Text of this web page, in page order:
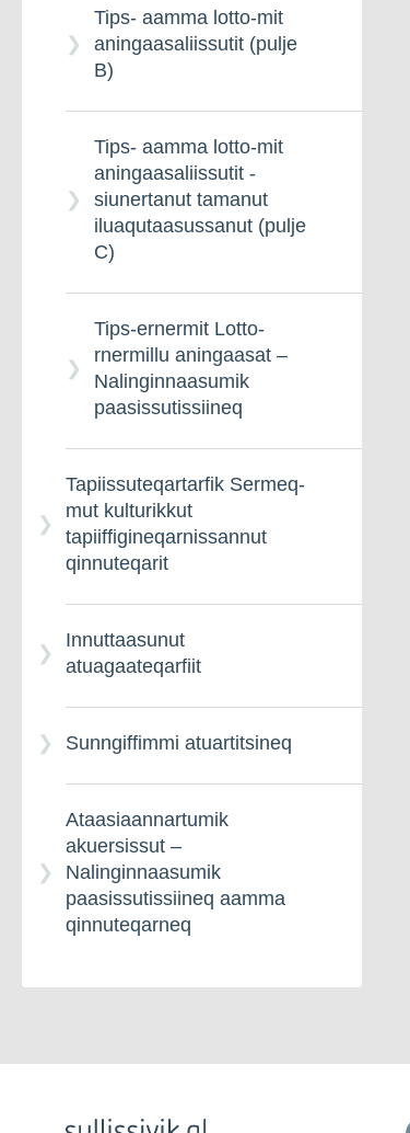
Tips- aamma lotto-mit
aningaasaliissutit (pulje
B)
Tips- aamma lotto-mit
aningaasaliissutit -
siunertanut tamanut
iluaqutaasussanut (pulje
C)
Tips-ernermit Lotto-
rnermillu aningaasat –
Nalinginnaasumik
paasissutissiineq
Tapiissuteqartarfik Sermeq-
mut kulturikkut
tapiiffigineqarnissannut
qinnuteqarit
Innuttaasunut
atuagaateqarfiit
Sunngiffimmi atuartitsineq
Ataasiaannartumik
akuersissut –
Nalinginnaasumik
paasissutissiineq aamma
qinnuteqarneq